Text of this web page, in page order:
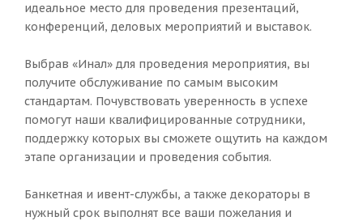
идеальное место для проведения презентаций,
конференций, деловых мероприятий и выставок.
Выбрав «Инал» для проведения мероприятия, вы
получите обслуживание по самым высоким
стандартам. Почувствовать уверенность в успехе
помогут наши квалифицированные сотрудники,
поддержку которых вы сможете ощутить на каждом
этапе организации и проведения события.
Банкетная и ивент-службы, а также декораторы в
нужный срок выполнят все ваши пожелания и